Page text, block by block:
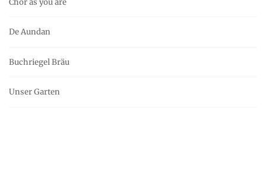
De Aundan
Buchriegel Bräu
Unser Garten